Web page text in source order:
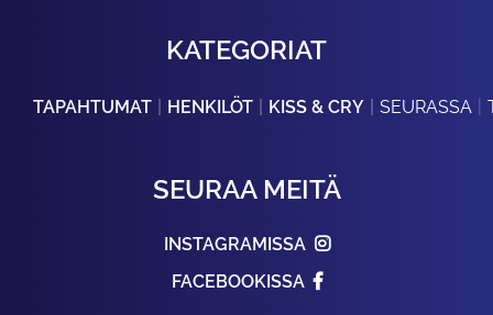
KATEGORIAT
TAPAHTUMAT HENKILÖT KISS & CRY SEURASSA
SEURAA MEITÄ
INSTAGRAMISSA
FACEBOOKISSA